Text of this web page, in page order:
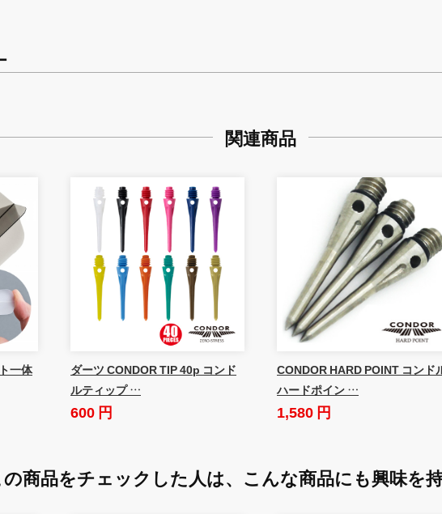
関連商品
一体
ダーツ CONDOR TIP 40p コンド
ルティップ …
600 円
CONDOR HARD POINT コンド
ハードポイン …
1,580 円
商品をチェックした人は、 こんな商品にも興味を